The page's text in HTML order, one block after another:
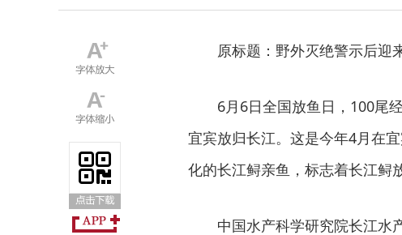
原标题：野外灭绝警示后迎
6月6日全国放鱼日，100尾
宜宾放归长江。这是今年4月在
化的长江鲟亲鱼，标志着长江鲟
中国水产科学研究院长江水